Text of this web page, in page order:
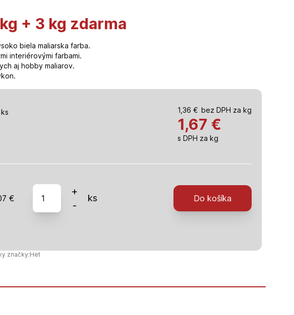
+ 3 kg zdarma
biela maliarska farba.
interiérovými farbami.
aj hobby maliarov.
1,36 € bez DPH za kg
1,67 €
s DPH za kg
€
množstvo
Klasik
-
+
zdarma
+
-
ks Do košíka
značky:Het